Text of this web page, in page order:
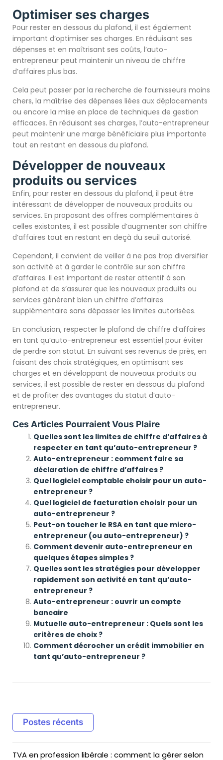
Optimiser ses charges
Pour rester en dessous du plafond, il est également
important d’optimiser ses charges. En réduisant ses
dépenses et en maîtrisant ses coûts, l’auto-
entrepreneur peut maintenir un niveau de chiffre
d’affaires plus bas.
Cela peut passer par la recherche de fournisseurs moins
chers, la maîtrise des dépenses liées aux déplacements
ou encore la mise en place de techniques de gestion
efficaces. En réduisant ses charges, l’auto-entrepreneur
peut maintenir une marge bénéficiaire plus importante
tout en restant en dessous du plafond.
Développer de nouveaux
produits ou services
Enfin, pour rester en dessous du plafond, il peut être
intéressant de développer de nouveaux produits ou
services. En proposant des offres complémentaires à
celles existantes, il est possible d’augmenter son chiffre
d’affaires tout en restant en deçà du seuil autorisé.
Cependant, il convient de veiller à ne pas trop diversifier
son activité et à garder le contrôle sur son chiffre
d’affaires. Il est important de rester attentif à son
plafond et de s’assurer que les nouveaux produits ou
services génèrent bien un chiffre d’affaires
supplémentaire sans dépasser les limites autorisées.
En conclusion, respecter le plafond de chiffre d’affaires
en tant qu’auto-entrepreneur est essentiel pour éviter
de perdre son statut. En suivant ses revenus de près, en
faisant des choix stratégiques, en optimisant ses
charges et en développant de nouveaux produits ou
services, il est possible de rester en dessous du plafond
et de profiter des avantages du statut d’auto-
entrepreneur.
Ces Articles Pourraient Vous Plaire
Quelles sont les limites de chiffre d’affaires à
respecter en tant qu’auto-entrepreneur ?
Auto-entrepreneur : comment faire sa
déclaration de chiffre d’affaires ?
Quel logiciel comptable choisir pour un auto-
entrepreneur ?
Quel logiciel de facturation choisir pour un
auto-entrepreneur ?
Peut-on toucher le RSA en tant que micro-
entrepreneur (ou auto-entrepreneur) ?
Comment devenir auto-entrepreneur en
quelques étapes simples ?
Quelles sont les stratégies pour développer
rapidement son activité en tant qu’auto-
entrepreneur ?
Auto-entrepreneur : ouvrir un compte
bancaire
Mutuelle auto-entrepreneur : Quels sont les
critères de choix ?
Comment décrocher un crédit immobilier en
tant qu’auto-entrepreneur ?
Postes récents
TVA en profession libérale : comment la gérer selon